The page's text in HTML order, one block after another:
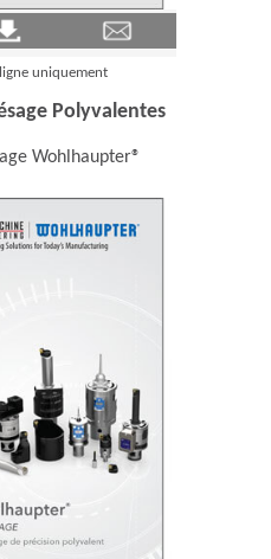
new window)
uniquement
Polyvalentes
Wohlhaupter®